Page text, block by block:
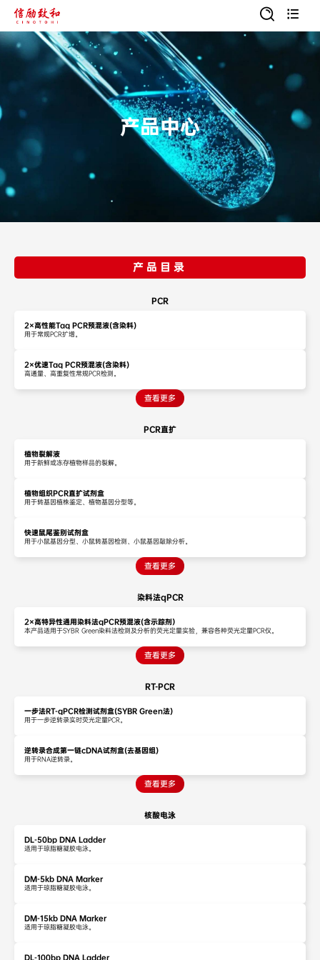
 
产品中心
产品目录
PCR
2×高性能Taq PCR预混液(含染料)
用于常规PCR扩增。
2×优速Taq PCR预混液(含染料)
高通量、高重复性常规PCR检测。
查看更多
PCR直扩
植物裂解液
用于新鲜或冻存植物样品的裂解。
植物组织PCR直扩试剂盒
用于转基因植株鉴定、植物基因分型等。
快速鼠尾鉴别试剂盒
用于小鼠基因分型、小鼠转基因检测、小鼠基因敲除分析。
查看更多
染料法qPCR
2×高特异性通用染料法qPCR预混液(含示踪剂）
本产品适用于SYBR Green染料法检测及分析的荧光定量实验，兼容各种荧光定量PCR仪。
查看更多
RT-PCR
一步法RT-qPCR检测试剂盒(SYBR Green法)
用于一步逆转录实时荧光定量PCR。
逆转录合成第一链cDNA试剂盒(去基因组)
用于RNA逆转录。
查看更多
核酸电泳
DL-50bp DNA Ladder
适用于琼脂糖凝胶电泳。
DM-5kb DNA Marker
适用于琼脂糖凝胶电泳。
DM-15kb DNA Marker
适用于琼脂糖凝胶电泳。
DL-100bp DNA Ladder